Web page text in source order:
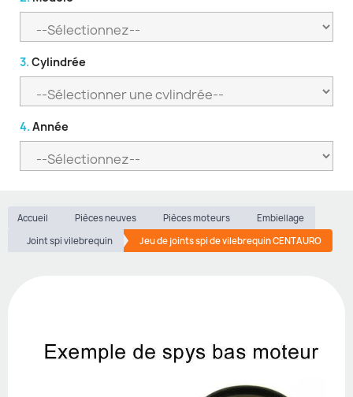
3. Cylindrée
4. Année
Accueil Pièces neuves Pièces moteurs
Embiellage
Joint spi vilebrequin
Jeu de joints spi de vilebrequin CENTAURO